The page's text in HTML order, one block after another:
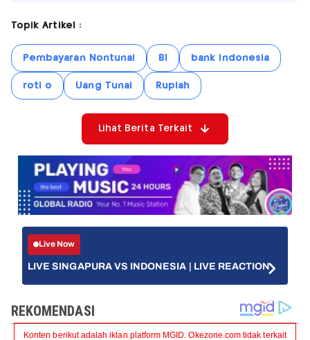
Topik Artikel :
Pembayaran Nontunai BI bank indonesia
roti o Uang Tunai Rupiah
Lihat Berita Terkait
Live Now
LIVE SINGAPURA VS INDONESIA | LIVE REACTION